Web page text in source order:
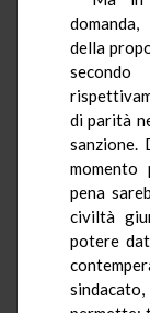
della
di parità
momento
pena
civiltà
potere